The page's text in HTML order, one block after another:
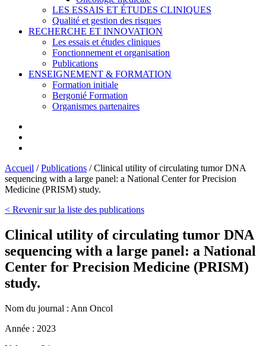
LES ESSAIS ET ÉTUDES CLINIQUES
Qualité et gestion des risques
RECHERCHE ET INNOVATION
Les essais et études cliniques
Fonctionnement et organisation
Publications
ENSEIGNEMENT & FORMATION
Formation initiale
Bergonié Formation
Organismes partenaires
Accueil /Publications /Clinical utility of circulating tumor DNA
sequencing with a large panel: a National Center for Precision
Medicine (PRISM) study.
< Revenir sur la liste des publications
Clinical utility of circulating tumor DNA
sequencing with a large panel: a National
Center for Precision Medicine (PRISM)
study.
Nom du journal : Ann Oncol
Année : 2023